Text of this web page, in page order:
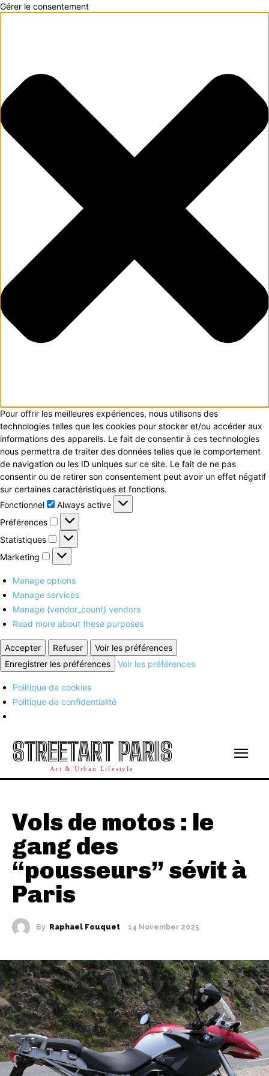
Gérer le consentement
Pour offrir les meilleures expériences, nous utilisons des
technologies telles que les cookies pour stocker et/ou accéder aux
informations des appareils. Le fait de consentir à ces technologies
nous permettra de traiter des données telles que le comportement
de navigation ou les ID uniques sur ce site. Le fait de ne pas
consentir ou de retirer son consentement peut avoir un effet négatif
sur certaines caractéristiques et fonctions.
Fonctionnel
Fonctionnel
Always active
Préférences
Préférences
Statistiques Statistiques
Marketing Marketing
Manage options
Manage services
Manage {vendor_count} vendors
Read more about these purposes
Accepter Refuser
Voir les préférences
Enregistrer les préférences
Voir les préférences
Politique de cookies
Politique de confidentialité
STREETART PARIS
Art & Urban Lifestyle
Vols de motos : le
gang des
“pousseurs” sévit à
Paris
By Raphael Fouquet 14 November 2025